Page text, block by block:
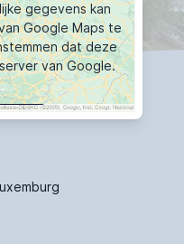
gegevens kan
Google Maps te
dat deze
van Google.